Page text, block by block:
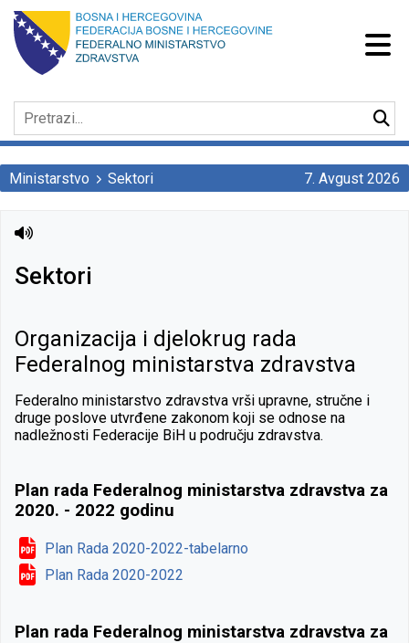
Ministarstvo Sektori 7. Avgust 2026
Sektori
Organizacija i djelokrug rada
Federalnog ministarstva zdravstva
Federalno ministarstvo zdravstva vrši upravne, stručne i
druge poslove utvrđene zakonom koji se odnose na
nadležnosti Federacije BiH u području zdravstva.
Plan rada Federalnog ministarstva zdravstva za
2020. - 2022 godinu
Plan Rada 2020-2022-tabelarno
Plan Rada 2020-2022
Plan rada Federalnog ministarstva zdravstva za